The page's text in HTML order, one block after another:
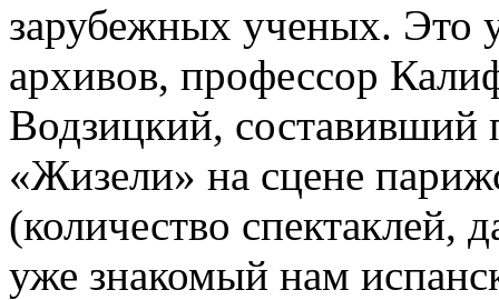
зарубежных ученых. Это
архивов, профессор
Водзицкий, составивший
«Жизели» на сцене
(количество спектаклей,
уже знакомый нам